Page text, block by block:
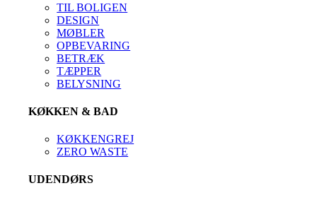
TIL BOLIGEN
DESIGN
MØBLER
OPBEVARING
BETRÆK
TÆPPER
BELYSNING
KØKKEN & BAD
KØKKENGREJ
ZERO WASTE
UDENDØRS